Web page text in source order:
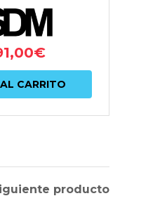
€
CARRITO
producto